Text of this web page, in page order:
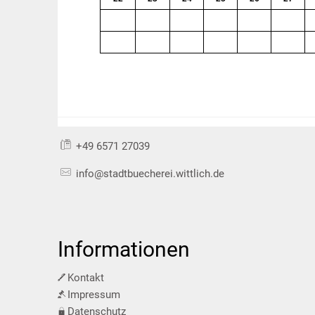
Anrede
+49 6571 27039
info@stadtbuecherei.wittlich.de
Informationen
Kontakt
Impressum
Datenschutz